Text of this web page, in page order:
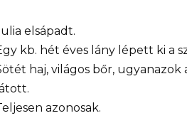
elsápadt.
kb. hét éves lány lépett ki a
haj, világos bőr,
azonosak.